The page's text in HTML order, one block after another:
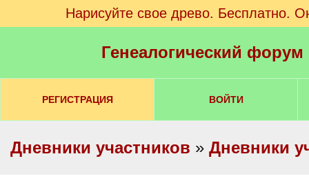
Нарисуйте свое древо. Бесплатно.
Генеалогический
РЕГИСТРАЦИЯ ВОЙТИ
Дневники участников » Дневники